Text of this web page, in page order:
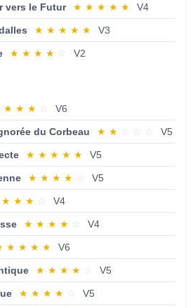
vers le Futur ★ ★ ★ ★ ★ V4
★ ★ ★ ★ ★ V3
★ ★ ★ ★ ☆ V2
★ ★ ★ ☆ V6
du Corbeau ★ ★ ☆ ☆ ☆ V5
★ ★ ★ ★ ★ V5
★ ★ ★ ★ ☆ V5
★ ★ ★ ☆ V4
★ ★ ★ ★ ☆ V4
★ ★ ★ ★ V6
★ ★ ★ ★ ☆ V5
★ ★ ★ ★ ☆ V5